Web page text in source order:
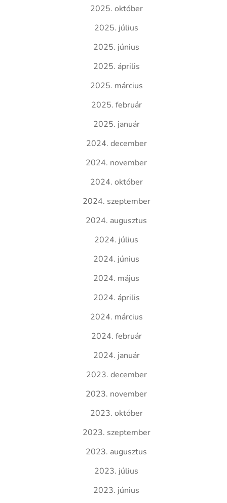
2025. október
2025. július
2025. június
2025. április
2025. március
2025. február
2025. január
2024. december
2024. november
2024. október
2024. szeptember
2024. augusztus
2024. július
2024. június
2024. május
2024. április
2024. március
2024. február
2024. január
2023. december
2023. november
2023. október
2023. szeptember
2023. augusztus
2023. július
2023. június